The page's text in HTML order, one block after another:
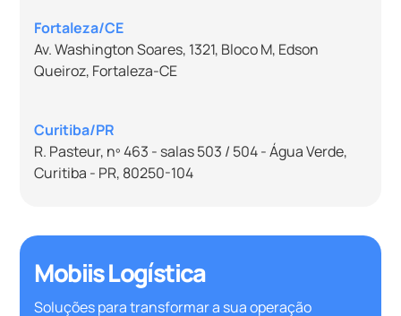
Mobiis Logística
Soluções para transformar a sua operação
Fortaleza/CE
Av. Washington Soares, 1321, Bloco M, Edson
Queiroz, Fortaleza-CE
Curitiba/PR
R. Pasteur, nº 463 - salas 503 / 504 - Água Verde,
Curitiba - PR, 80250-104